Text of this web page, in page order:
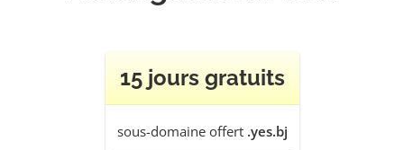
15 jours gratuits
sous-domaine offert .yes.bj